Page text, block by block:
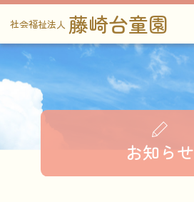
社会福祉法人 藤崎台童園
お知らせ